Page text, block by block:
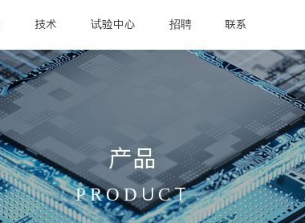
技术 试验中心 招聘 联系
产品
PRODUCT